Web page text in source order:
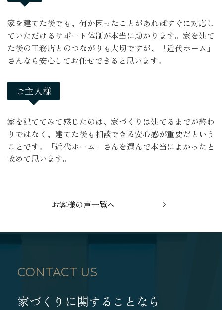
家を建てた後でも、何か困ったことがあればすぐに対応し
ていただけるサポート体制が本当に助かります。家を建て
た後の工務店とのつながりも大切ですが、「近代ホーム」
さんなら安心してお任せできると思います。
ご主人様
家を建ててみて感じたのは、家づくりは建てるまでが終わ
りではなく、建てた後も相談できる安心感が重要だという
ことです。「近代ホーム」さんを選んで本当によかったと
改めて思います。
お客様の声一覧へ
CONTACT US
家づくりに関することなら